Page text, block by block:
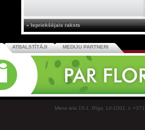
« Iepriekšējais raksts
ATBALSTĪTĀJI MEDIJU PARTNERI
Miera iela 15-1, Rīga, LV-1001, t: